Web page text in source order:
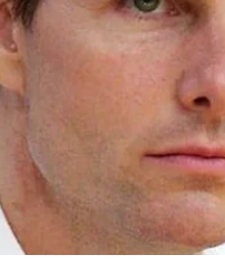
negosiasi pembelian